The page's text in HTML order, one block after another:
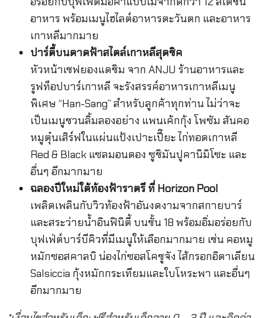
อาหาร พร้อมเมนูไฮไลต์อาหารตะวันตก และอาหาร
เกาหลีมากมาย
ปาร์ตี้บนดาดฟ้าสไตล์เกาหลีสุดชิค
หัวหน้าเชฟยองแดชิม จาก ANJU ร้านอาหารและ
รูฟท็อปบาร์เกาหลี จะรังสรรค์อาหารเกาหลีเมนู
พิเศษ “Han-Sang” สำหรับลูกค้าทุกท่าน ไม่ว่าจะ
เป็นเมนูชวนลิ้มลองอย่าง แพนเค้กกุ้ง โพซัม สันคอ
หมูตุ๋นเสิร์ฟในแผ่นแป้งเปาะเปี๊ยะ ไก่ทอดเกาหลี
Red & Black แซลมอนดอง ซูชิมันปูคานิมิโซะ และ
อื่นๆ อีกมากมาย
ฉลองปีใหม่ใต้ท้องฟ้าราตรี ที่ Horizon Pool
เพลิดเพลินกับวิวท้องฟ้าอันงดงามจากสกายบาร์
และสระว่ายน้ำอินฟินิตี้ บนชั้น 18 พร้อมอิ่มอร่อยกับ
บุฟเฟ่ต์บาร์บีคิวที่มีเมนูให้เลือกมากมาย เช่น คอหมู
หมักซอสคาลบิ น่องไก่ซอสโคชูจัง ไส้กรอกอิตาเลียน
Salsiccia กุ้งหมักกระเทียมและใบโหระพา และอื่นๆ
อีกมากมาย